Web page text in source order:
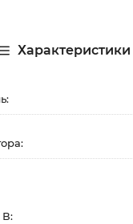
Характеристики
В: